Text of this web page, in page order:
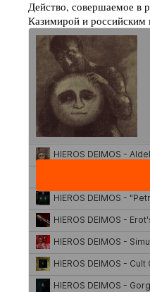
Действо, совершаемое в
Казимирой и